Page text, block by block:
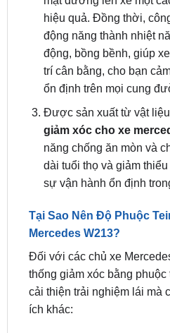
động, bồng bềnh, giúp
trí cân bằng, cho bạn
ổn định trên mọi cung
Được sản xuất từ vật
giảm xóc cho xe
năng chống ăn mòn và
dài tuổi thọ và giảm
sự vận hành ổn định
Tại Sao Nên Độ Phuộc
Đối với các chủ xe
thống giảm xóc bằng phuộc
cải thiện trải nghiệm lái mà
ích khác:
Khi di chuyển trên các